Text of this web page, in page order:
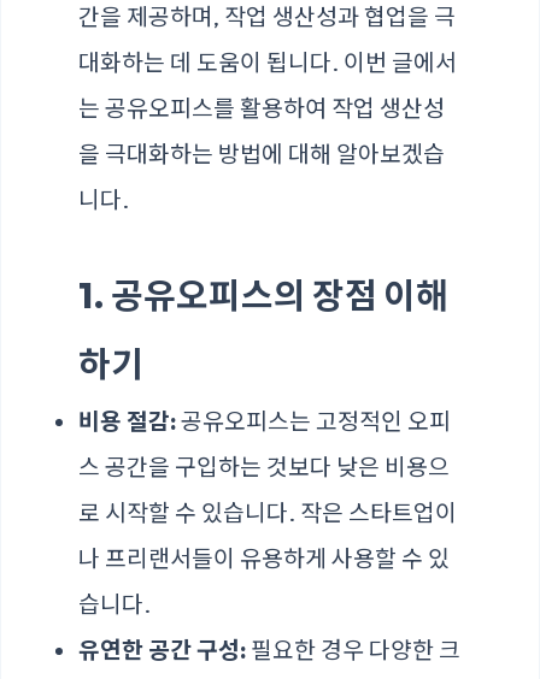
간을 제공하며, 작업 생산성과 협업을 극
대화하는 데 도움이 됩니다. 이번 글에서
는 공유오피스를 활용하여 작업 생산성
을 극대화하는 방법에 대해 알아보겠습
니다.
1. 공유오피스의 장점 이해
하기
비용 절감:공유오피스는 고정적인 오피
스 공간을 구입하는 것보다 낮은 비용으
로 시작할 수 있습니다. 작은 스타트업이
나 프리랜서들이 유용하게 사용할 수 있
습니다.
유연한 공간 구성: 필요한 경우 다양한 크